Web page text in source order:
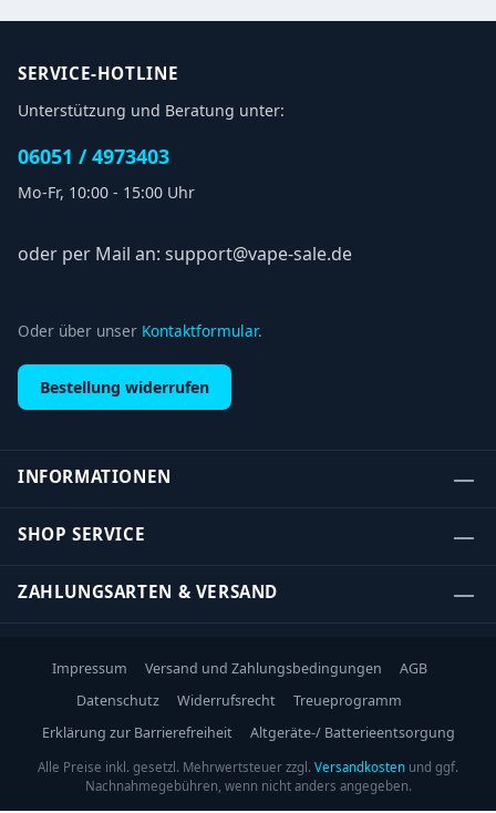
SERVICE-HOTLINE
Unterstützung und Beratung unter:
06051 / 4973403
Mo-Fr, 10:00 - 15:00 Uhr
oder per Mail an: support@vape-sale.de
Oder über unser Kontaktformular.
Bestellung widerrufen
INFORMATIONEN
SHOP SERVICE
ZAHLUNGSARTEN & VERSAND
Impressum Versand und Zahlungsbedingungen
AGB
Datenschutz
Widerrufsrecht
Treueprogramm
Erklärung zur Barrierefreiheit
Altgeräte-/ Batterieentsorgung
Alle Preise inkl. gesetzl. Mehrwertsteuer zzgl. Versandkosten und ggf.
Nachnahmegebühren, wenn nicht anders angegeben.